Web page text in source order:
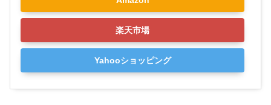
楽天市場
Yahooショッピング